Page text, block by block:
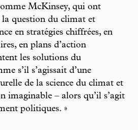
McKinsey, qui ont
question du climat et
en stratégies chiffrées, en
en plans d’action
les solutions du
s’il s’agissait d’une
de la science du climat et
imaginable – alors qu’il s’agit
politiques. »